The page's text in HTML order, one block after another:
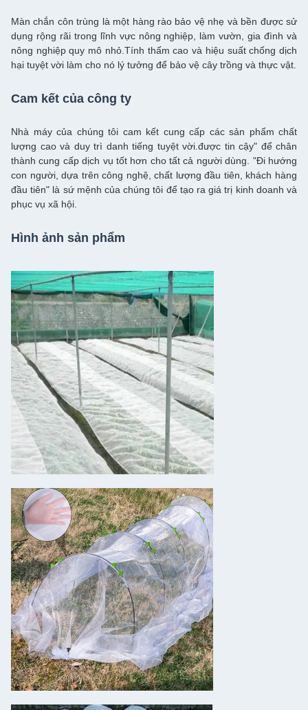
Màn chắn côn trùng là một hàng rào bảo vệ nhẹ và bền được sử
dụng rộng rãi trong lĩnh vực nông nghiệp, làm vườn, gia đình và
nông nghiệp quy mô nhỏ.Tính thấm cao và hiệu suất chống dịch
hại tuyệt vời làm cho nó lý tưởng để bảo vệ cây trồng và thực vật.
Cam kết của công ty
Nhà máy của chúng tôi cam kết cung cấp các sản phẩm chất
lượng cao và duy trì danh tiếng tuyệt vời.được tin cậy" để chân
thành cung cấp dịch vụ tốt hơn cho tất cả người dùng. "Đi hướng
con người, dựa trên công nghệ, chất lượng đầu tiên, khách hàng
đầu tiên" là sứ mệnh của chúng tôi để tạo ra giá trị kinh doanh và
phục vụ xã hội.
Hình ảnh sản phẩm